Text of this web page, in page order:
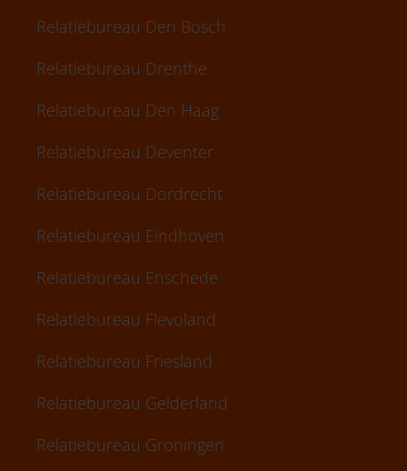
Relatiebureau Den Bosch
Relatiebureau Drenthe
Relatiebureau Den Haag
Relatiebureau Deventer
Relatiebureau Dordrecht
Relatiebureau Eindhoven
Relatiebureau Enschede
Relatiebureau Flevoland
Relatiebureau Friesland
Relatiebureau Gelderland
Relatiebureau Groningen